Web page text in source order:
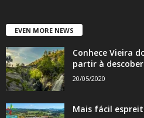
EVEN MORE NEWS
Conhece Vieira
partir à
20/05/2020
Mais fácil